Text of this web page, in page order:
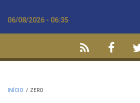
06/08/2026 - 06:35
INÍCIO / ZERO